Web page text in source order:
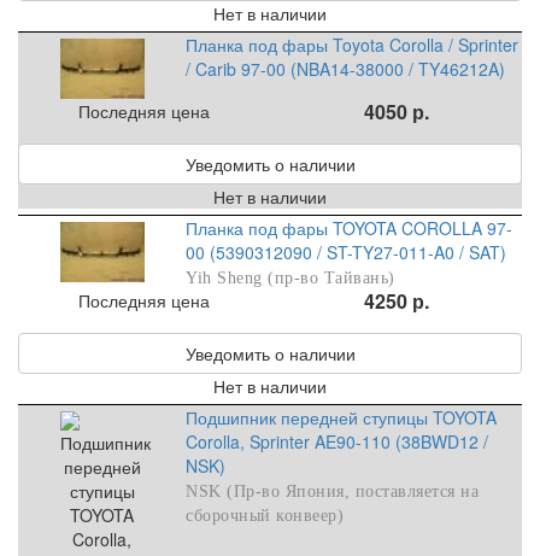
Нет в наличии
Планка под фары Toyota Corolla / Sprinter
/ Carib 97-00 (NBA14-38000 / TY46212A)
Последняя цена
4050 р.
Уведомить о наличии
Нет в наличии
Планка под фары TOYOTA COROLLA 97-
00 (5390312090 / ST-TY27-011-A0 / SAT)
Yih Sheng (пр-во Тайвань)
Последняя цена 4250 р.
Уведомить о наличии
Нет в наличии
Подшипник передней ступицы TOYOTA
Corolla, Sprinter AE90-110 (38BWD12 /
NSK)
NSK (Пр-во Япония, поставляется на
сборочный конвеер)